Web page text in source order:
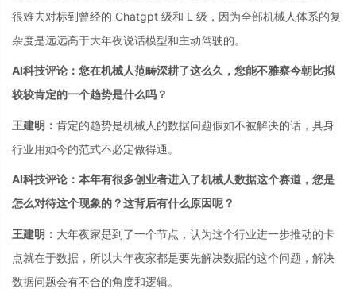
很难去对标到曾经的 Chatgpt 级和 L 级，因为全部机械人体系的复
杂度是远远高于大年夜说话模型和主动驾驶的。
AI科技评论：您在机械人范畴深耕了这么久，您能不雅察今朝比拟
较较肯定的一个趋势是什么吗？
王建明： 肯定的趋势是机械人的数据问题假如不被解决的话，具身
行业用如今的范式不必定做得通。
AI科技评论：本年有很多创业者进入了机械人数据这个赛道，您是
怎么对待这个现象的？这背后有什么原因呢？
王建明： 大年夜家是到了一个节点，认为这个行业进一步推动的卡
点就在于数据，所以大年夜家都是要先解决数据的这个问题，解决
数据问题会有不合的角度和逻辑。